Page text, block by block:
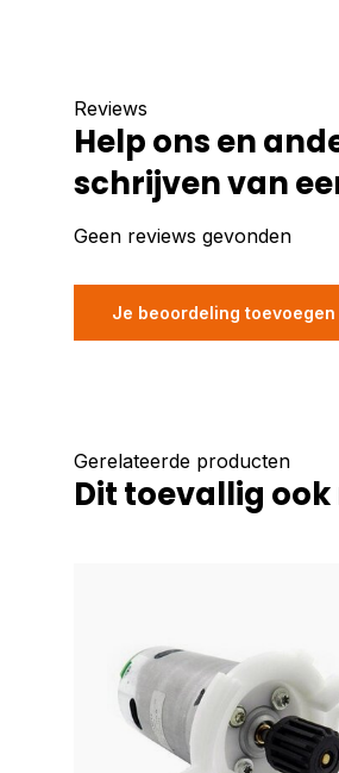
Reviews
Help ons en
schrijven van
Geen reviews gevonden
Je beoordeling toevoegen
Gerelateerde producten
Dit toevallig ook